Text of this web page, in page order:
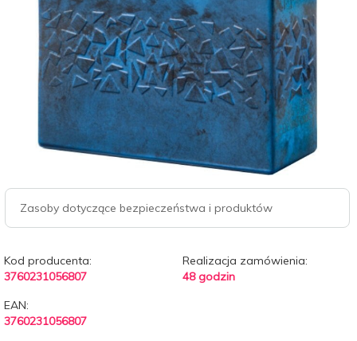
Zasoby dotyczące bezpieczeństwa i produktów
Kod producenta:
3760231056807
Realizacja zamówienia:
48 godzin
EAN:
3760231056807